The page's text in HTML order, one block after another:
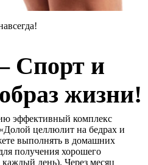
Спорт и
жизни!
эффективный комплекс
целлюлит на бедрах и
выполнять в домашних
получения хорошего
каждый день). Через месяц